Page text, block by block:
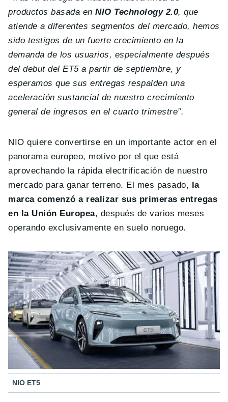
productos basada enNIO Technology 2.0, que
atiende a diferentes segmentos del mercado, hemos
sido testigos de un fuerte crecimiento en la
demanda de los usuarios, especialmente después
del debut del ET5 a partir de septiembre, y
esperamos que sus entregas respalden una
aceleración sustancial de nuestro crecimiento
general de ingresos en el cuarto trimestre”.
NIO quiere convertirse en un importante actor en el
panorama europeo, motivo por el que está
aprovechando la rápida electrificación de nuestro
mercado para ganar terreno. El mes pasado,
la
marca comenzó a realizar sus primeras entregas
en la Unión Europea, después de varios meses
operando exclusivamente en suelo noruego.
NIO ET5